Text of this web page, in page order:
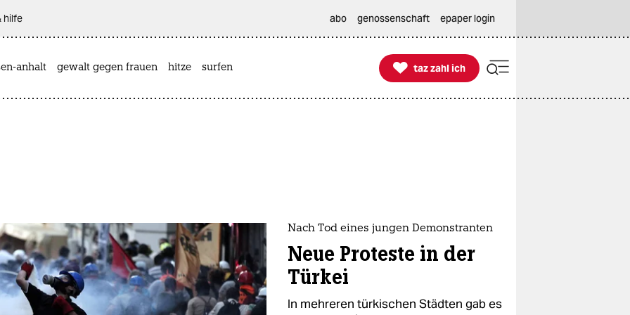
hilfe abo genossenschaft epaper login
anhalt gewalt gegen frauen hitze surfen 
taz zahl ich
taz zahl ich
Nach Tod eines jungen Demonstranten
Neue Proteste in der
Türkei
In mehreren türkischen Städten gab es